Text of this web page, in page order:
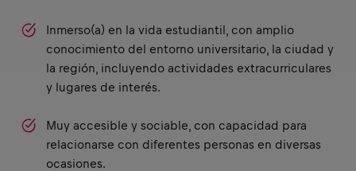
Inmerso(a) en la vida estudiantil, con amplio
conocimiento del entorno universitario, la ciudad y
la región, incluyendo actividades extracurriculares
y lugares de interés.
Muy accesible y sociable, con capacidad para
relacionarse con diferentes personas en diversas
ocasiones.